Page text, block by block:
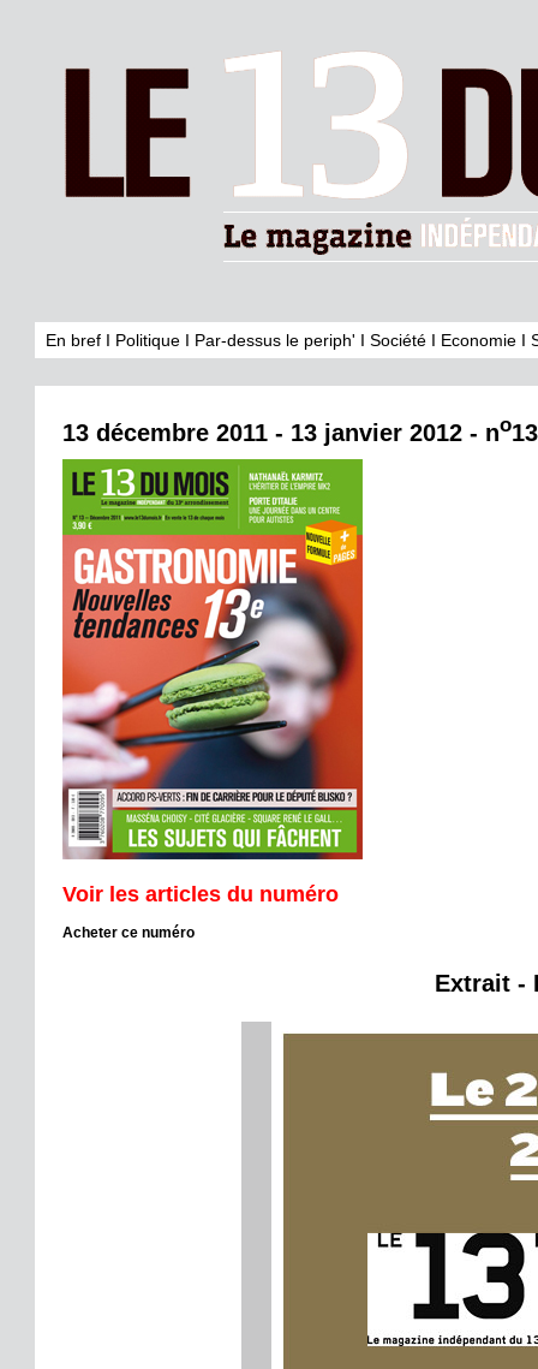
En bref I Politique I Par-dessus le periph' I Société I Economie I
13 décembre 2011 - 13 janvier 2012 - no13
Voir les articles du numéro
Acheter ce numéro
Extrait -